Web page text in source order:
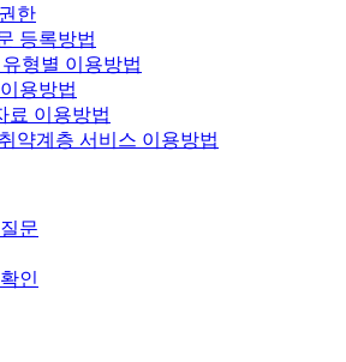
한
등록방법
형별 이용방법
용방법
료 이용방법
약계층 서비스 이용방법
문
인